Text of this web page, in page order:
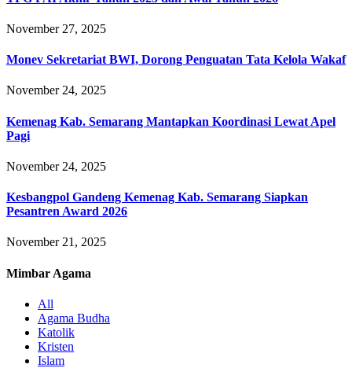
November 27, 2025
Monev Sekretariat BWI, Dorong Penguatan Tata Kelola Wakaf
November 24, 2025
Kemenag Kab. Semarang Mantapkan Koordinasi Lewat Apel
Pagi
November 24, 2025
Kesbangpol Gandeng Kemenag Kab. Semarang Siapkan
Pesantren Award 2026
November 21, 2025
Mimbar Agama
All
Agama Budha
Katolik
Kristen
Islam